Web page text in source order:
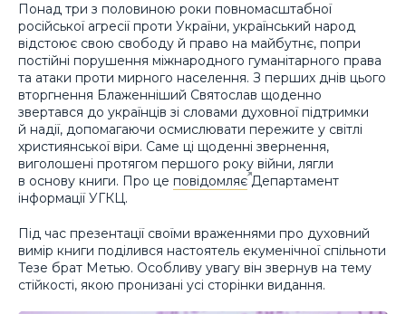
Понад три з половиною роки повномасштабної
російської агресії проти України, український народ
відстоює свою свободу й право на майбутнє, попри
постійні порушення міжнародного гуманітарного права
та атаки проти мирного населення. З перших днів цього
вторгнення Блаженніший Святослав щоденно
звертався до українців зі словами духовної підтримки
й надії, допомагаючи осмислювати пережите у світлі
християнської віри. Саме ці щоденні звернення,
виголошені протягом першого року війни, лягли
в основу книги. Про це повідомляєДепартамент
інформації УГКЦ.
Під час презентації своїми враженнями про духовний
вимір книги поділився настоятель екуменічної спільноти
Тезе брат Метью. Особливу увагу він звернув на тему
стійкості, якою пронизані усі сторінки видання.